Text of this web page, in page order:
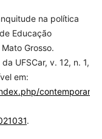
na política
Educação
Grosso.
UFSCar, v. 12, n. 1,
em:
.